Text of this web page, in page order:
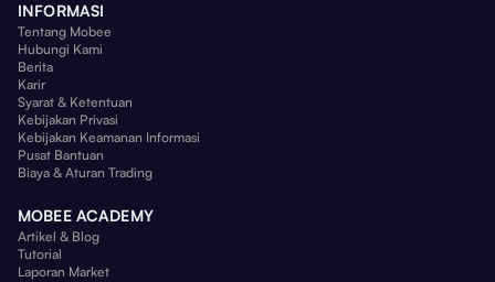
INFORMASI
Tentang Mobee
Hubungi Kami
Berita
Karir
Syarat & Ketentuan
Kebijakan Privasi
Kebijakan Keamanan Informasi
Pusat Bantuan
Biaya & Aturan Trading
MOBEE ACADEMY
Artikel & Blog
Tutorial
Laporan Market